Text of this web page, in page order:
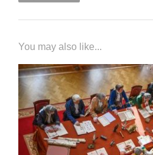
You may also like...